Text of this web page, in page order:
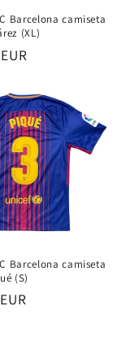
Barcelona camiseta
(XL)
Barcelona camiseta
(S)